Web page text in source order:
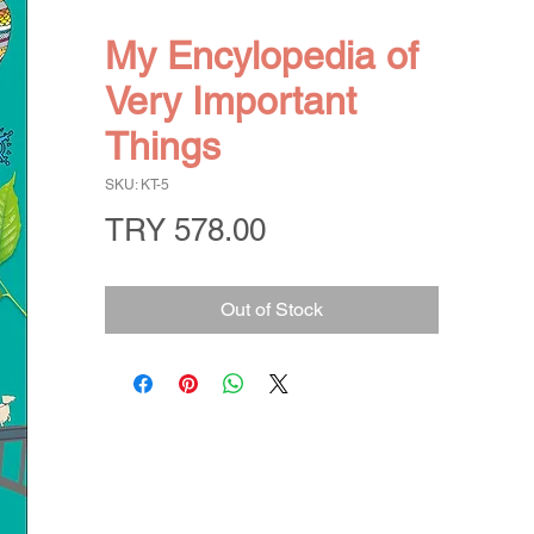
My Encylopedia of
Very Important
Things
SKU: KT-5
TRY 578.00Price
Out of Stock